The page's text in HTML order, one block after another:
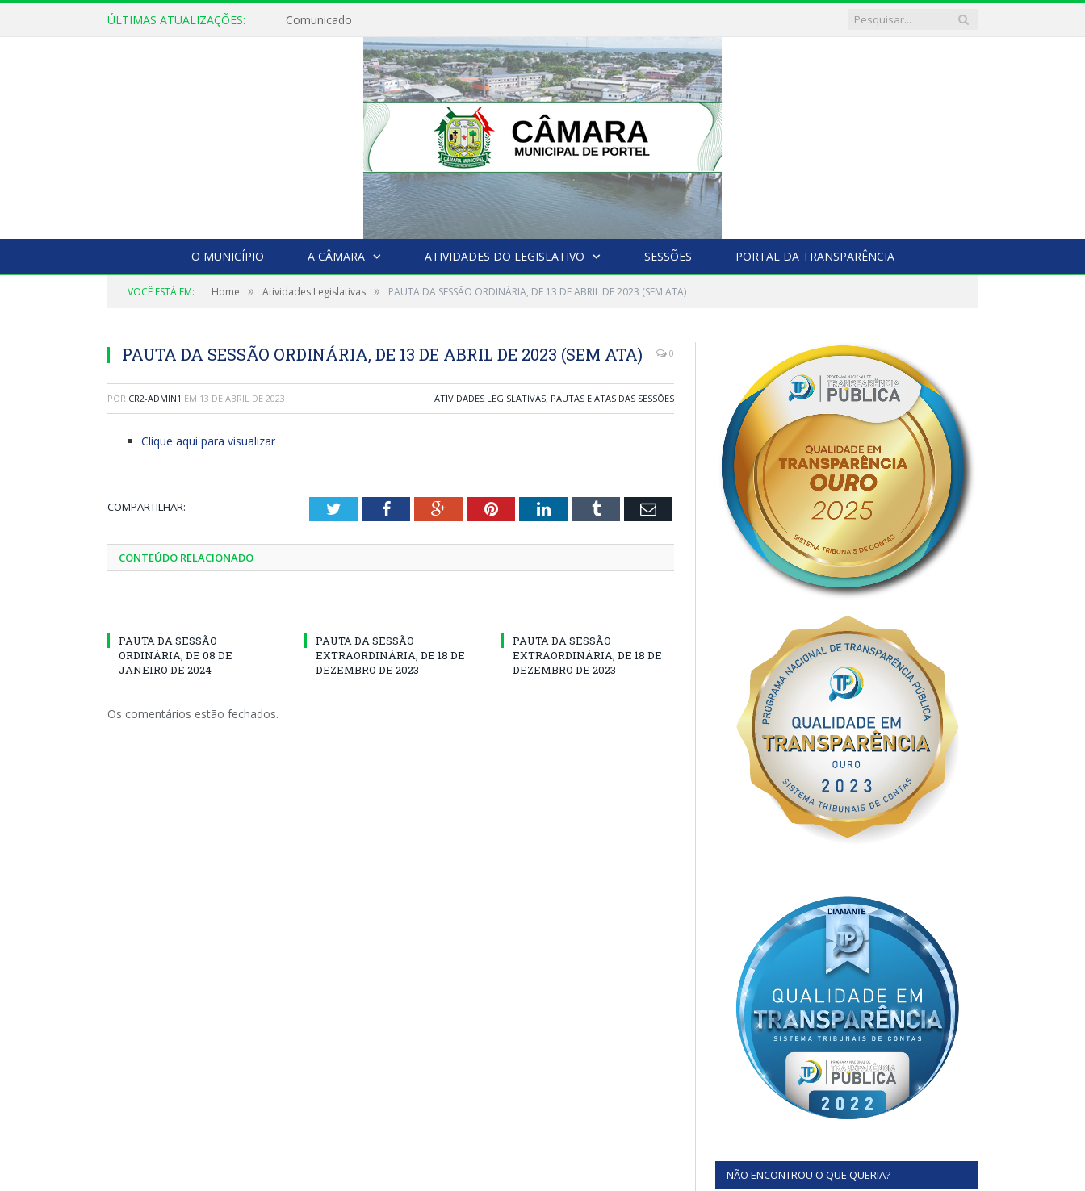
ÚLTIMAS ATUALIZAÇÕES: Comunicado
O MUNICÍPIO A CÂMARA ATIVIDADES DO LEGISLATIVO SESSÕES PORTAL DA TRANSPARÊNCIA
VOCÊ ESTÁ EM: Home » Atividades Legislativas » PAUTA DA SESSÃO ORDINÁRIA, DE 13 DE ABRIL DE 2023 (SEM ATA)
PAUTA DA SESSÃO ORDINÁRIA, DE 13 DE ABRIL DE 2023 (SEM ATA) 0
POR CR2-ADMIN1 EM 13 DE ABRIL DE 2023 ATIVIDADES LEGISLATIVAS, PAUTAS E ATAS DAS SESSÕES
Clique aqui para visualizar
COMPARTILHAR: TwitterFacebookGoogle+PinterestLinkedInTumblr Email
CONTEÚDO RELACIONADO
PAUTA DA SESSÃO
ORDINÁRIA, DE 08 DE
JANEIRO DE 2024
PAUTA DA SESSÃO
EXTRAORDINÁRIA, DE 18 DE
DEZEMBRO DE 2023
PAUTA DA SESSÃO
EXTRAORDINÁRIA, DE 18 DE
DEZEMBRO DE 2023
Os comentários estão fechados.
NÃO ENCONTROU O QUE QUERIA?